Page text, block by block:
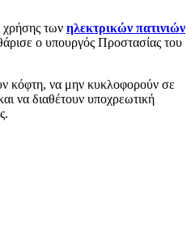
χρήσης των ηλεκτρικών πατινιών
ο υπουργός Προστασίας του
κόφτη, να μην κυκλοφορούν σε
να διαθέτουν υποχρεωτική